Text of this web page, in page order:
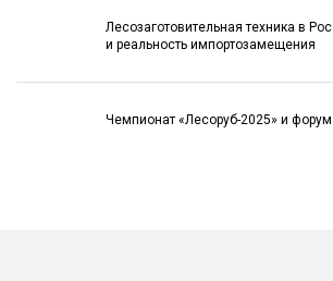
Лесозаготовительная техника в
и реальность импортозамещения
Чемпионат «Лесоруб-2025» и